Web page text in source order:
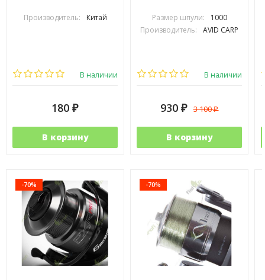
Производитель: Китай
В наличии
180 ₽
В корзину
Размер шпули:
1000
Производитель:
AVID CARP
В наличии
930 ₽ 3 100₽
В корзину
-70% -70%